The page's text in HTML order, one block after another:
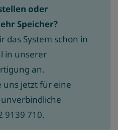
oder
Speicher?
das System schon in
in unserer
an.
uns jetzt für eine
9139 710.